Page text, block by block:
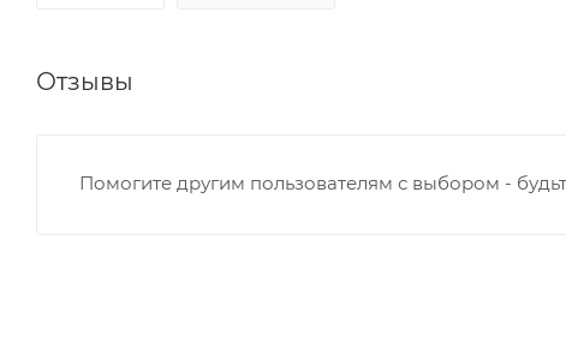
Отзывы
Помогите другим пользователям с выбором -